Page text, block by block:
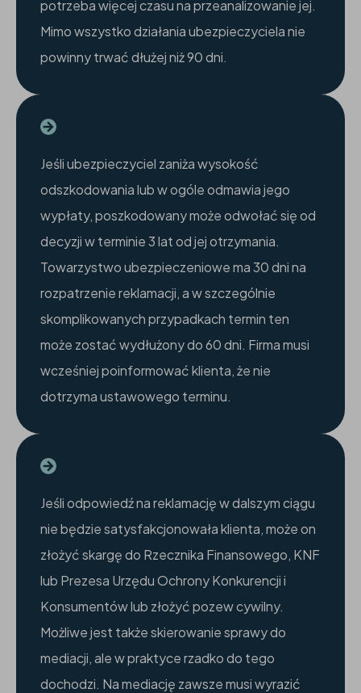
potrzeba więcej czasu na przeanalizowanie jej.
Mimo wszystko działania ubezpieczyciela nie
powinny trwać dłużej niż 90 dni.
Jeśli ubezpieczyciel zaniża wysokość
odszkodowania lub w ogóle odmawia jego
wypłaty, poszkodowany może odwołać się od
decyzji w terminie 3 lat od jej otrzymania.
Towarzystwo ubezpieczeniowe ma 30 dni na
rozpatrzenie reklamacji, a w szczególnie
skomplikowanych przypadkach termin ten
może zostać wydłużony do 60 dni. Firma musi
wcześniej poinformować klienta, że nie
dotrzyma ustawowego terminu.
Jeśli odpowiedź na reklamację w dalszym ciągu
nie będzie satysfakcjonowała klienta, może on
złożyć skargę do Rzecznika Finansowego, KNF
lub Prezesa Urzędu Ochrony Konkurencji i
Konsumentów lub złożyć pozew cywilny.
Możliwe jest także skierowanie sprawy do
mediacji, ale w praktyce rzadko do tego
dochodzi. Na mediację zawsze musi wyrazić